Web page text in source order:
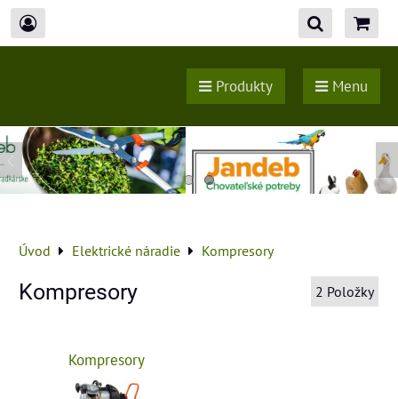
Produkty Menu
Úvod Elektrické náradie Kompresory
Kompresory 2 Položky
Kompresory